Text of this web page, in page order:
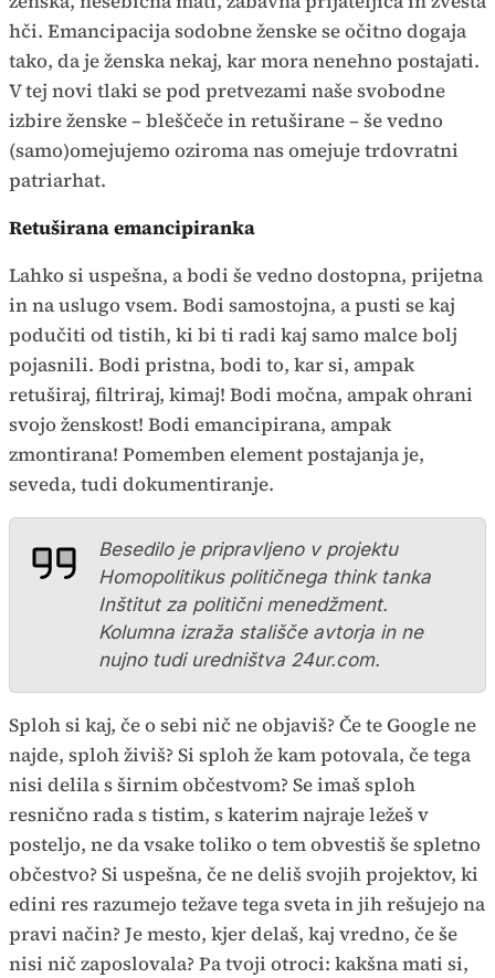
hči. Emancipacija sodobne ženske se očitno dogaja
tako, da je ženska nekaj, kar mora nenehno postajati.
V tej novi tlaki se pod pretvezami naše svobodne
izbire ženske – bleščeče in retuširane – še vedno
(samo)omejujemo oziroma nas omejuje trdovratni
patriarhat.
Retuširana emancipiranka
Lahko si uspešna, a bodi še vedno dostopna, prijetna
in na uslugo vsem. Bodi samostojna, a pusti se kaj
podučiti od tistih, ki bi ti radi kaj samo malce bolj
pojasnili. Bodi pristna, bodi to, kar si, ampak
retuširaj, filtriraj, kimaj! Bodi močna, ampak ohrani
svojo ženskost! Bodi emancipirana, ampak
zmontirana! Pomemben element postajanja je,
seveda, tudi dokumentiranje.
Besedilo je pripravljeno v projektu
Homopolitikus političnega think tanka
Inštitut za politični menedžment.
Kolumna izraža stališče avtorja in ne
nujno tudi uredništva 24ur.com.
Sploh si kaj, če o sebi nič ne objaviš? Če te Google ne
najde, sploh živiš? Si sploh že kam potovala, če tega
nisi delila s širnim občestvom? Se imaš sploh
resnično rada s tistim, s katerim najraje ležeš v
posteljo, ne da vsake toliko o tem obvestiš še spletno
občestvo? Si uspešna, če ne deliš svojih projektov, ki
edini res razumejo težave tega sveta in jih rešujejo na
pravi način? Je mesto, kjer delaš, kaj vredno, če še
nisi nič zaposlovala? Pa tvoji otroci: kakšna mati si,